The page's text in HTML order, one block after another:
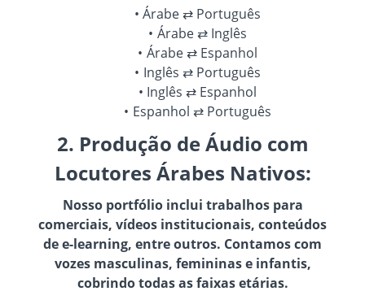
Árabe ⇄ Português
Árabe ⇄ Inglês
Árabe ⇄ Espanhol
Inglês ⇄ Português
Inglês ⇄ Espanhol
Espanhol ⇄ Português
2. Produção de Áudio com
Locutores Árabes Nativos:
Nosso portfólio inclui trabalhos para
comerciais, vídeos institucionais, conteúdos
de e-learning, entre outros. Contamos com
vozes masculinas, femininas e infantis,
cobrindo todas as faixas etárias.